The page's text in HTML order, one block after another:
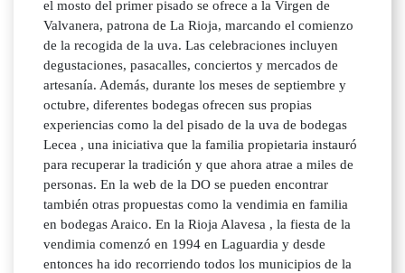
el mosto del primer pisado se ofrece a la Virgen de
Valvanera, patrona de La Rioja, marcando el comienzo
de la recogida de la uva. Las celebraciones incluyen
degustaciones, pasacalles, conciertos y mercados de
artesanía. Además, durante los meses de septiembre y
octubre, diferentes bodegas ofrecen sus propias
experiencias como la del pisado de la uva de bodegas
Lecea , una iniciativa que la familia propietaria instauró
para recuperar la tradición y que ahora atrae a miles de
personas. En la web de la DO se pueden encontrar
también otras propuestas como la vendimia en familia
en bodegas Araico. En la Rioja Alavesa , la fiesta de la
vendimia comenzó en 1994 en Laguardia y desde
entonces ha ido recorriendo todos los municipios de la